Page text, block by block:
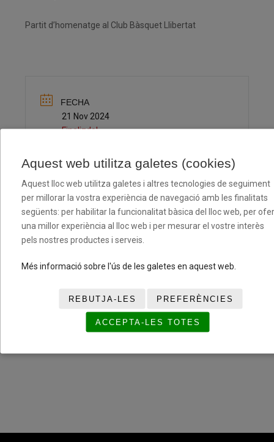
Partit d’homenatge al Club Bàsquet Llibertat
FECHA
21 Nov 2024
Finalizdo!
HORA
Evento de todo el día
COMPARTIR ESTE EVENTO
Aquest web utilitza galetes (cookies)
Aquest lloc web utilitza galetes i altres tecnologies de seguiment
per millorar la vostra experiència de navegació amb les finalitats
següents: per habilitar la funcionalitat bàsica del lloc web, per
una millor experiència al lloc web i per mesurar el vostre interès
pels nostres productes i serveis.
Més informació sobre l'ús de les galetes en aquest web.
REBUTJA-LES PREFERÈNCIES
ACCEPTA-LES TOTES